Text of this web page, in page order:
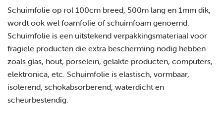
Schuimfolie op rol 100cm breed, 500m lang en 1mm dik,
wordt ook wel foamfolie of schuimfoam genoemd.
Schuimfolie is een uitstekend verpakkingsmateriaal voor
fragiele producten die extra bescherming nodig hebben
zoals glas, hout, porselein, gelakte producten, computers,
elektronica, etc. Schuimfolie is elastisch, vormbaar,
isolerend, schokabsorberend, waterdicht en
scheurbestendig.